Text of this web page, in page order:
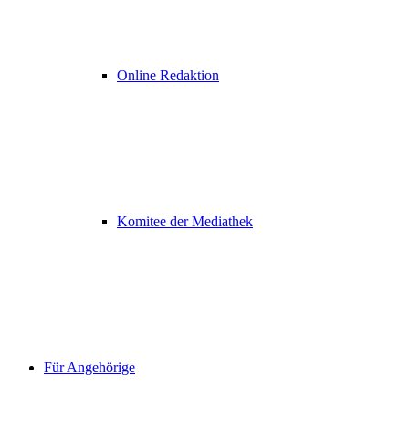
Online Redaktion
Komitee der Mediathek
Für Angehörige